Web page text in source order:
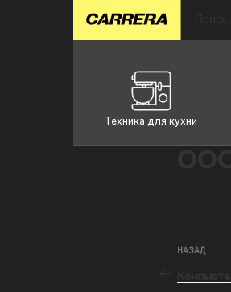
Техника для кухни
НАЗАД